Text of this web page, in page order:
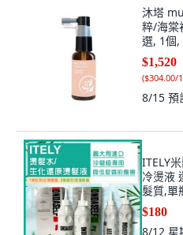
粹/海棠
選, 1個
$1,520
($304.00/
8/15預
冷燙液
髮質,單
$180
8/12 星